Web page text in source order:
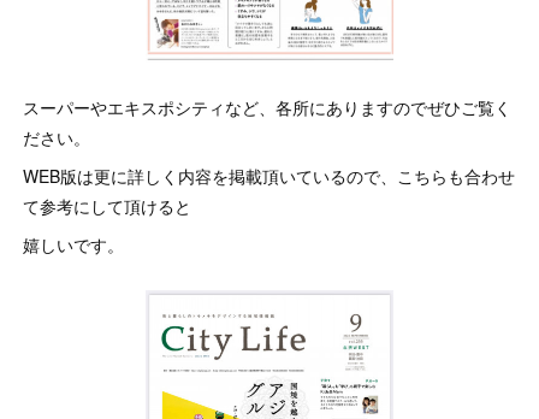
スーパーやエキスポシティなど、各所にありますのでぜひご覧く
ださい。
WEB版は更に詳しく内容を掲載頂いているので、こちらも合わせ
て参考にして頂けると
嬉しいです。